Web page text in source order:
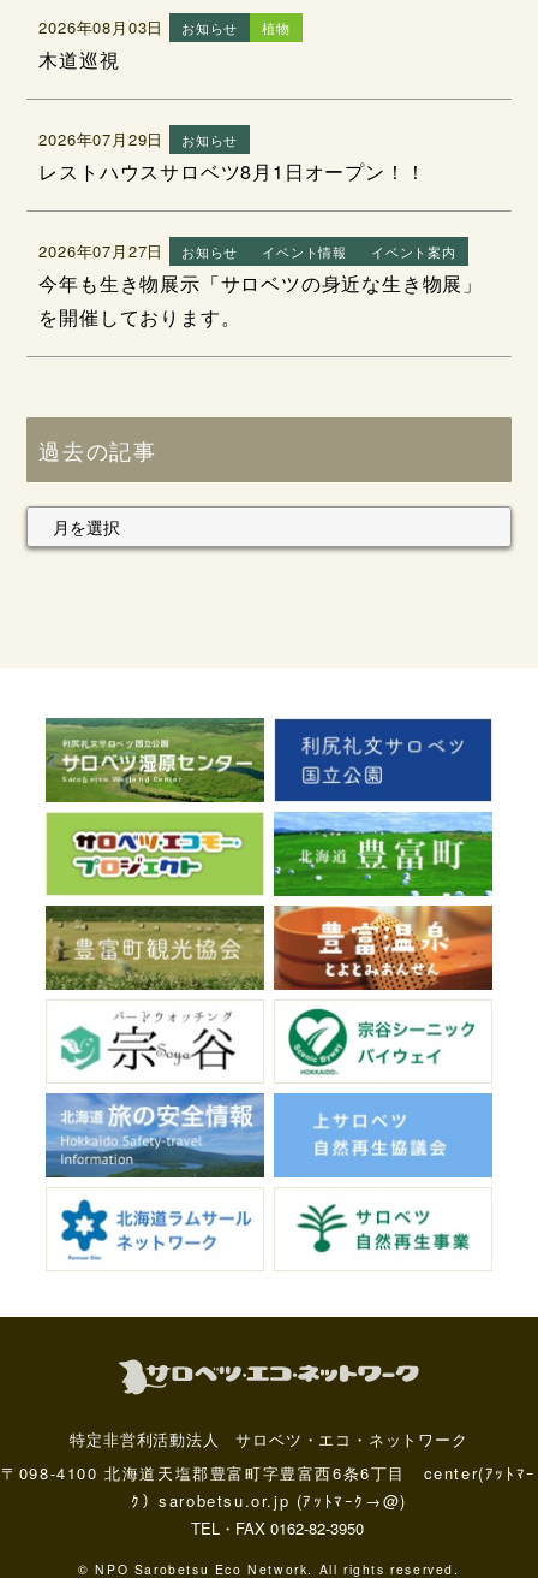
2026年08月03日 お知らせ 植物
木道巡視
2026年07月29日 お知らせ
レストハウスサロベツ8月1日オープン！！
2026年07月27日 お知らせ イベント情報 イベント案内
今年も生き物展示「サロベツの身近な生き物展」
を開催しております。
過去の記事
特定非営利活動法人 サロベツ・エコ・ネットワーク
〒098-4100 北海道天塩郡豊富町字豊富西6条6丁目 center(ｱｯﾄﾏｰ
ｸ）sarobetsu.or.jp (ｱｯﾄﾏｰｸ→@)
TEL・FAX 0162-82-3950
© NPO Sarobetsu Eco Network. All rights reserved.